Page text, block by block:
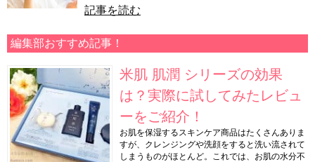
記事を読む
編集部おすすめ記事！
米肌 肌潤 シリーズの効果
は？実際に試してみたレビュ
ーをご紹介！
お肌を保湿するスキンケア商品はたくさんありま
すが、クレンジングや洗顔をすると洗い流されて
しまうものがほとんど。これでは、お肌の水分不